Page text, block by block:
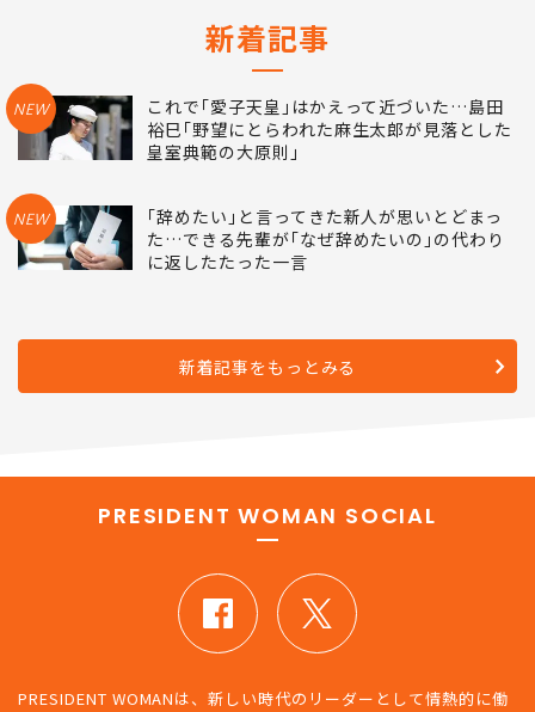
新着記事
NEW
これで｢愛子天皇｣はかえって近づいた…島田
裕巳｢野望にとらわれた麻生太郎が見落とした
皇室典範の大原則｣
NEW
｢辞めたい｣と言ってきた新人が思いとどまっ
た…できる先輩が｢なぜ辞めたいの｣の代わり
に返したたった一言
新着記事をもっとみる
PRESIDENT WOMAN SOCIAL
PRESIDENT WOMANは、新しい時代のリーダーとして情熱的に働